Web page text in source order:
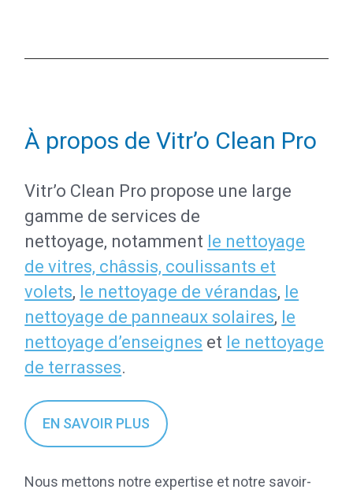
À propos de Vitr’o Clean Pro
Vitr’o Clean Pro propose une large
gamme de services de
nettoyage, notamment le nettoyage
de vitres, châssis, coulissants et
volets, le nettoyage de vérandas, le
nettoyage de panneaux solaires, le
nettoyage d’enseignes et le nettoyage
de terrasses.
EN SAVOIR PLUS
Nous mettons notre expertise et notre savoir-